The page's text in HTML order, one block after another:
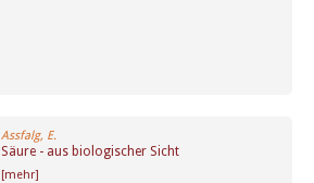
Assfalg, E.
Säure - aus biologischer Sicht
[mehr]